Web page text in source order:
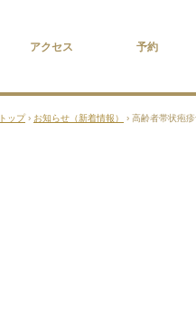
アクセス 予約
トップ › お知らせ（新着情報） › 高齢者帯状疱